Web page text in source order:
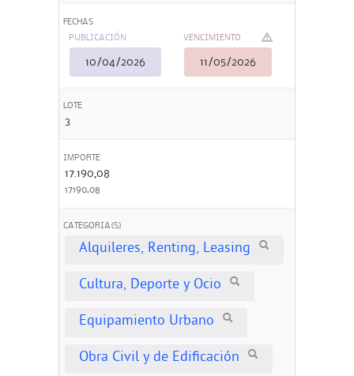
FECHAS
PUBLICACIÓN
10/04/2026
VENCIMIENTO
11/05/2026
LOTE
3
IMPORTE
17.190,08
17190,08
CATEGORIA(S)
Alquileres, Renting, Leasing
Cultura, Deporte y Ocio
Equipamiento Urbano
Obra Civil y de Edificación